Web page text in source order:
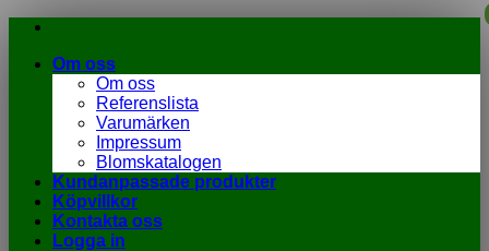
Skip
contentOm oss
Om oss
Referenslista
Varumärken
Impressum
Blomskatalogen
Kundanpassade produkter
Köpvillkor
Kontakta oss
Logga in